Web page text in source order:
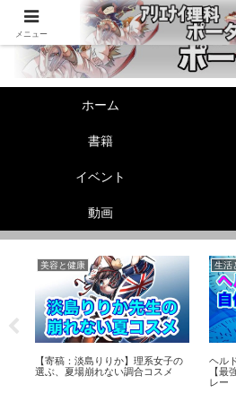
ホーム
書籍
イベント
動画
美容と健康
【寄稿：淡島りりか】理系女子の
選ぶ、夏場崩れない調合コスメ
生活
ヘル
【最
レー
メニュー